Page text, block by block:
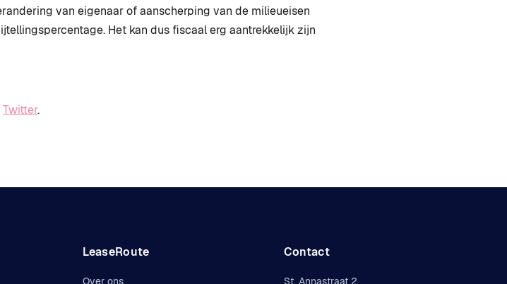
van eigenaar of aanscherping van de milieueisen
Het kan dus fiscaal erg aantrekkelijk zijn
Twitter.
LeaseRoute
Over ons
Contact
St. Annastraat 2